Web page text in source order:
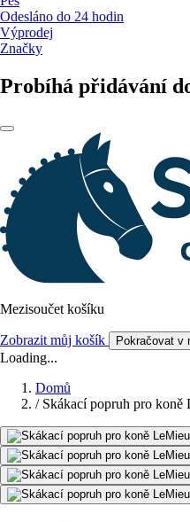
Odesláno do 24 hodin
Výprodej
Značky
Probíhá přidávání
Mezisoučet košíku
Zobrazit můj košík Pokračovat v
Loading...
Domů
/ Skákací popruh pro